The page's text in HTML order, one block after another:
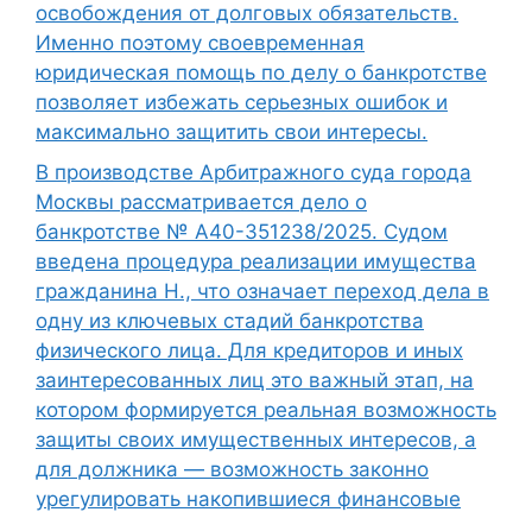
освобождения от долговых обязательств.
Именно поэтому своевременная
юридическая помощь по делу о банкротстве
позволяет избежать серьезных ошибок и
максимально защитить свои интересы.
В производстве Арбитражного суда города
Москвы рассматривается дело о
банкротстве № А40-351238/2025. Судом
введена процедура реализации имущества
гражданина Н., что означает переход дела в
одну из ключевых стадий банкротства
физического лица. Для кредиторов и иных
заинтересованных лиц это важный этап, на
котором формируется реальная возможность
защиты своих имущественных интересов, а
для должника — возможность законно
урегулировать накопившиеся финансовые